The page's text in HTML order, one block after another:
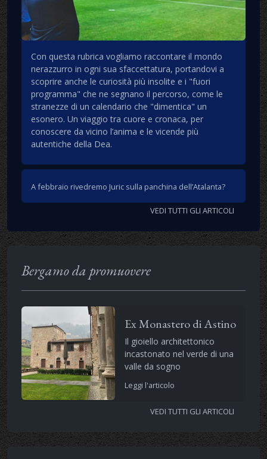
Con questa rubrica vogliamo raccontare il mondo
nerazzurro in ogni sua sfaccettatura, portandovi a
scoprire anche le curiosità più insolite e i "fuori
programma" che ne segnano il percorso, come le
stranezze di un calendario che "dimentica" un
esonero. Un viaggio tra cuore e cronaca, per
conoscere da vicino l’anima e le vicende più
autentiche della Dea.
A febbraio rivedremo Juric sulla panchina dell’Atalanta?
VEDI TUTTI GLI ARTICOLI
Bergamo da promuovere
Ex Monastero di Astino
Il gioiello architettonico
incastonato nel verde di una
valle da sogno
Leggi l'articolo
VEDI TUTTI GLI ARTICOLI